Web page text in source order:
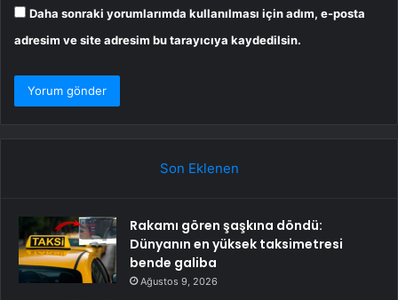
Daha sonraki yorumlarımda kullanılması için adım, e-posta
adresim ve site adresim bu tarayıcıya kaydedilsin.
Son Eklenen
Rakamı gören şaşkına döndü:
Dünyanın en yüksek taksimetresi
bende galiba
Ağustos 9, 2026